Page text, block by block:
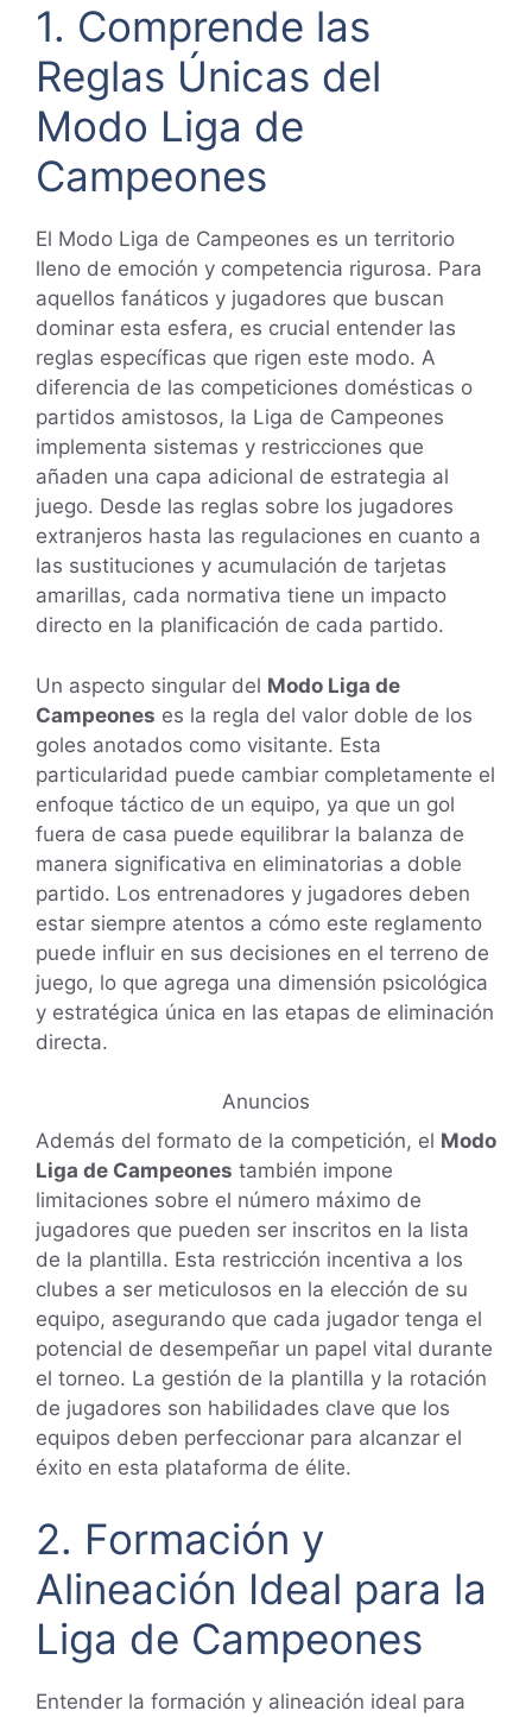
1. Comprende las
Reglas Únicas del
Modo Liga de
Campeones
El Modo Liga de Campeones es un territorio
lleno de emoción y competencia rigurosa. Para
aquellos fanáticos y jugadores que buscan
dominar esta esfera, es crucial entender las
reglas específicas que rigen este modo. A
diferencia de las competiciones domésticas o
partidos amistosos, la Liga de Campeones
implementa sistemas y restricciones que
añaden una capa adicional de estrategia al
juego. Desde las reglas sobre los jugadores
extranjeros hasta las regulaciones en cuanto a
las sustituciones y acumulación de tarjetas
amarillas, cada normativa tiene un impacto
directo en la planificación de cada partido.
Un aspecto singular del Modo Liga de
Campeones es la regla del valor doble de los
goles anotados como visitante. Esta
particularidad puede cambiar completamente el
enfoque táctico de un equipo, ya que un gol
fuera de casa puede equilibrar la balanza de
manera significativa en eliminatorias a doble
partido. Los entrenadores y jugadores deben
estar siempre atentos a cómo este reglamento
puede influir en sus decisiones en el terreno de
juego, lo que agrega una dimensión psicológica
y estratégica única en las etapas de eliminación
directa.
Anuncios
Además del formato de la competición, el Modo
Liga de Campeones también impone
limitaciones sobre el número máximo de
jugadores que pueden ser inscritos en la lista
de la plantilla. Esta restricción incentiva a los
clubes a ser meticulosos en la elección de su
equipo, asegurando que cada jugador tenga el
potencial de desempeñar un papel vital durante
el torneo. La gestión de la plantilla y la rotación
de jugadores son habilidades clave que los
equipos deben perfeccionar para alcanzar el
éxito en esta plataforma de élite.
2. Formación y
Alineación Ideal para la
Liga de Campeones
Entender la formación y alineación ideal para